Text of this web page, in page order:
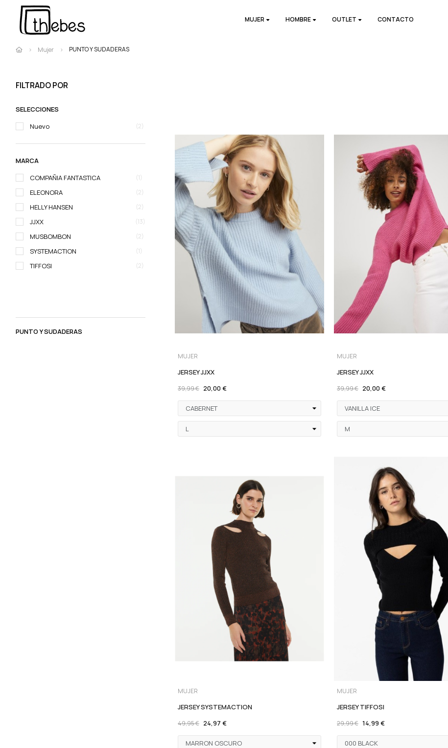
MUJER HOMBRE OUTLET CONTACTO
Mujer PUNTO Y SUDADERAS
FILTRADO POR
SELECCIONES
Nuevo
(2)
MARCA
COMPAÑIA FANTASTICA
(1)
ELEONORA (2)
HELLY HANSEN (2)
JJXX (13)
MUSBOMBON (2)
SYSTEMACTION (1)
TIFFOSI (2)
PUNTO Y SUDADERAS
MUJER
JERSEY JJXX
39,99 € 20,00 €
MUJER
JERSEY JJXX
39,99 € 20,00 €
MUJER
JERSEY SYSTEMACTION
49,95 € 24,97 €
MUJER
JERSEY TIFFOSI
29,99 € 14,99 €